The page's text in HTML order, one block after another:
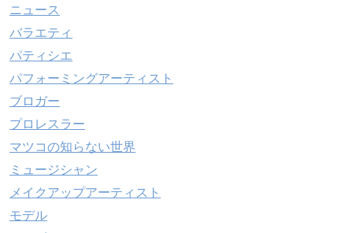
ニュース
バラエティ
パティシエ
パフォーミングアーティスト
ブロガー
プロレスラー
マツコの知らない世界
ミュージシャン
メイクアップアーティスト
モデル